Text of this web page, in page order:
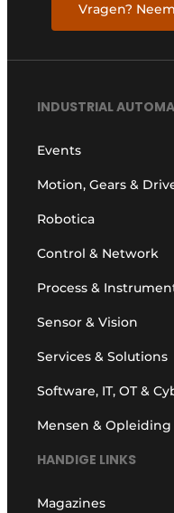
Vragen?
INDUSTRIAL
Events
Motion, Gears &
Robotica
Control & Network
Process &
Sensor & Vision
Services & Solutions
Software, IT, OT &
Mensen & Opleiding
HANDIGE LINKS
Magazines